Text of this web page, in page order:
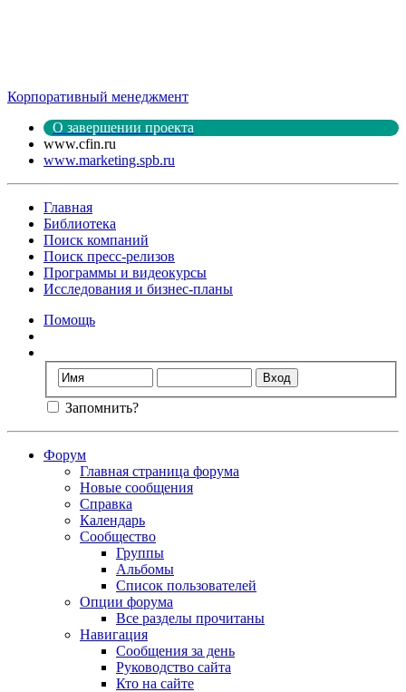
Корпоративный менеджмент
О завершении проекта
www.cfin.ru
www.marketing.spb.ru
Главная
Библиотека
Поиск компаний
Поиск пресс-релизов
Программы и видеокурсы
Исследования и бизнес-планы
Помощь
Запомнить?
Форум
Главная страница форума
Новые сообщения
Справка
Календарь
Сообщество
Группы
Альбомы
Список пользователей
Опции форума
Все разделы прочитаны
Навигация
Сообщения за день
Руководство сайта
Кто на сайте